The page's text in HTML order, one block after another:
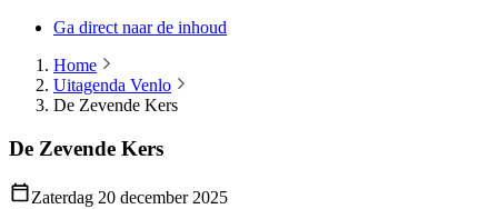
Ga direct naar de inhoud
Home
Uitagenda Venlo
De Zevende Kers
De Zevende Kers
Zaterdag 20 december 2025